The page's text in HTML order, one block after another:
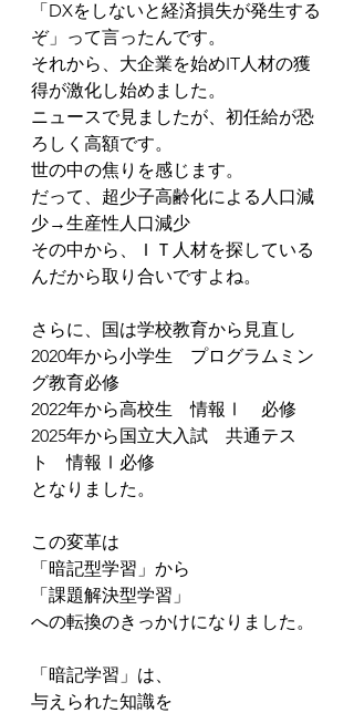
「DXをしないと経済損失が発生する
ぞ」って言ったんです。
それから、大企業を始めIT人材の獲
得が激化し始めました。
ニュースで見ましたが、初任給が恐
ろしく高額です。
世の中の焦りを感じます。
だって、超少子高齢化による人口減
少→生産性人口減少
その中から、ＩＴ人材を探している
んだから取り合いですよね。
さらに、国は学校教育から見直し
2020年から小学生　プログラムミン
グ教育必修
2022年から高校生　情報Ⅰ　必修
2025年から国立大入試　共通テス
ト　情報Ⅰ必修
となりました。
この変革は
「暗記型学習」から
「課題解決型学習」
への転換のきっかけになりました。
「暗記学習」は、
与えられた知識を